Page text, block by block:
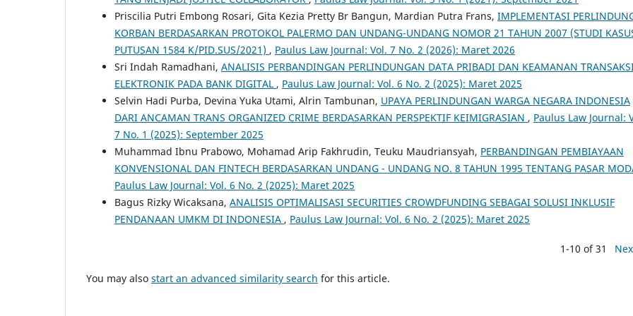
Priscilia Putri Embong Rosari, Gita Kezia Pretty Br Bangun, Mardian Putra Frans, IMPLEMENTASI
KORBAN BERDASARKAN PROTOKOL PALERMO DAN UNDANG-UNDANG NOMOR 21 TAHUN 2007 (STUDI
PUTUSAN 1584 K/PID.SUS/2021) , Paulus Law Journal: Vol. 7 No. 2 (2026): Maret 2026
Sri Indah Ramadhani, ANALISIS PERBANDINGAN PERLINDUNGAN DATA PRIBADI DAN KEAMANAN
ELEKTRONIK PADA BANK DIGITAL , Paulus Law Journal: Vol. 6 No. 2 (2025): Maret 2025
Selvin Hadi Purba, Devina Yuka Utami, Alrin Tambunan, UPAYA PERLINDUNGAN WARGA NEGARA INDONESIA
DARI ANCAMAN TRANS ORGANIZED CRIME BERDASARKAN PERSPEKTIF KEIMIGRASIAN , Paulus Law Journal:
7 No. 1 (2025): September 2025
Muhammad Ibnu Prabowo, Mohamad Arip Fakhrudin, Teuku Maudriansyah, PERBANDINGAN PEMBIAYAAN
KONVENSIONAL DAN FINTECH BERDASARKAN UNDANG - UNDANG NO. 8 TAHUN 1995 TENTANG PASAR
Paulus Law Journal: Vol. 6 No. 2 (2025): Maret 2025
Bagus Rizky Wicaksana, ANALISIS OPTIMALISASI SECURITIES CROWDFUNDING SEBAGAI SOLUSI INKLUSIF
PENDANAAN UMKM DI INDONESIA , Paulus Law Journal: Vol. 6 No. 2 (2025): Maret 2025
1-10 of 31
You may also start an advanced similarity search for this article.